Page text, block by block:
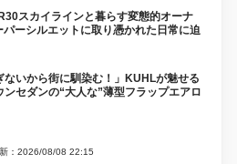
スカイラインと暮らす変態的オーナ
パーシルエットに取り憑かれた日常に迫
ないから街に馴染む！」KUHLが魅せる
ンセダンの“大人な”薄型フラップエアロ
：2026/08/08 22:15